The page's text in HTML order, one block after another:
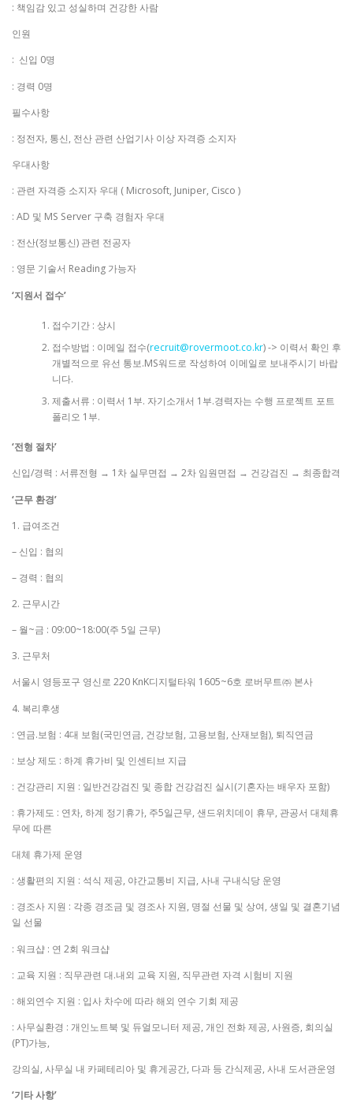
: 책임감 있고 성실하며 건강한 사람
인원
: 신입 0명
: 경력 0명
필수사항
: 정전자, 통신, 전산 관련 산업기사 이상 자격증 소지자
우대사항
: 관련 자격증 소지자 우대 ( Microsoft, Juniper, Cisco )
: AD 및 MS Server 구축 경험자 우대
: 전산(정보통신) 관련 전공자
: 영문 기술서 Reading 가능자
‘지원서 접수’
접수기간 : 상시
접수방법 : 이메일 접수(recruit@rovermoot.co.kr) -> 이력서 확인 후
개별적으로 유선 통보.MS워드로 작성하여 이메일로 보내주시기 바랍
니다.
제출서류 : 이력서 1부. 자기소개서 1부.경력자는 수행 프로젝트 포트
폴리오 1부.
‘전형 절차’
신입/경력 : 서류전형 → 1차 실무면접 → 2차 임원면접 → 건강검진 → 최종합격
‘근무 환경’
1. 급여조건
– 신입 : 협의
– 경력 : 협의
2. 근무시간
– 월~금 : 09:00~18:00(주 5일 근무)
3. 근무처
서울시 영등포구 영신로 220 KnK디지털타워 1605~6호 로버무트㈜ 본사
4. 복리후생
: 연금.보험 : 4대 보험(국민연금, 건강보험, 고용보험, 산재보험), 퇴직연금
: 보상 제도 : 하계 휴가비 및 인센티브 지급
: 건강관리 지원 : 일반건강검진 및 종합 건강검진 실시(기혼자는 배우자 포함)
: 휴가제도 : 연차, 하계 정기휴가, 주5일근무, 샌드위치데이 휴무, 관공서 대체휴
무에 따른
대체 휴가제 운영
: 생활편의 지원 : 석식 제공, 야간교통비 지급, 사내 구내식당 운영
: 경조사 지원 : 각종 경조금 및 경조사 지원, 명절 선물 및 상여, 생일 및 결혼기념
일 선물
: 워크샵 : 연 2회 워크샵
: 교육 지원 : 직무관련 대.내외 교육 지원, 직무관련 자격 시험비 지원
: 해외연수 지원 : 입사 차수에 따라 해외 연수 기회 제공
: 사무실환경 : 개인노트북 및 듀얼모니터 제공, 개인 전화 제공, 사원증, 회의실
(PT)가능,
강의실, 사무실 내 카페테리아 및 휴게공간, 다과 등 간식제공, 사내 도서관운영
‘기타 사항’